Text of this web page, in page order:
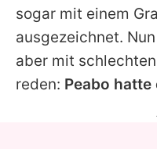
sogar mit einem
ausgezeichnet.
aber mit
reden: Peabo hatte